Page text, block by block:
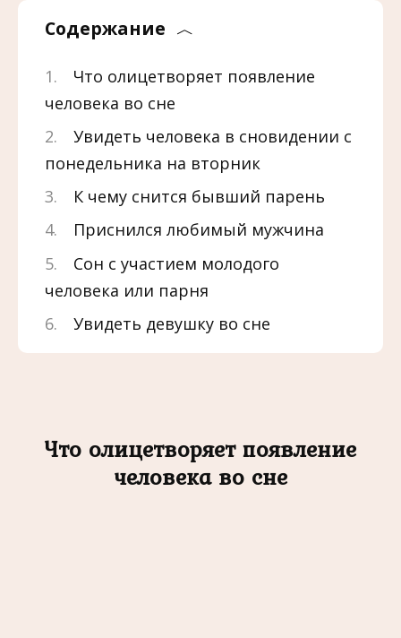
Содержание
Что олицетворяет появление
человека во сне
Увидеть человека в сновидении с
понедельника на вторник
К чему снится бывший парень
Приснился любимый мужчина
Сон с участием молодого
человека или парня
Увидеть девушку во сне
Что олицетворяет появление
человека во сне